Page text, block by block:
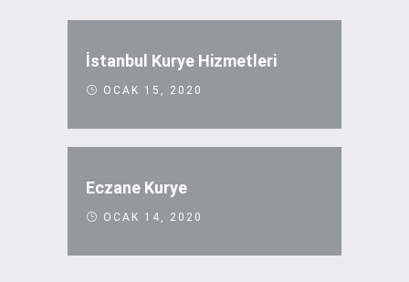
İstanbul Kurye Hizmetleri
OCAK 15, 2020
Eczane Kurye
OCAK 14, 2020